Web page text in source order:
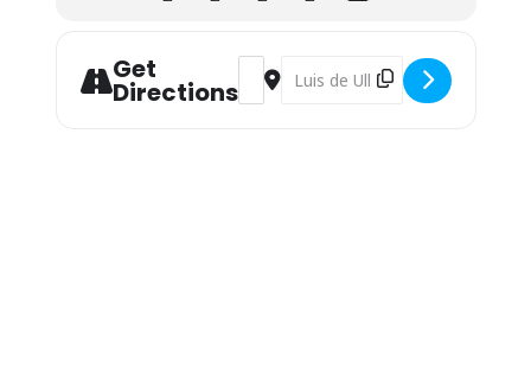
Get
Directions
Address - Exposición Permanente:
Destination Address -